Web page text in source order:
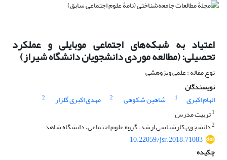
اعتیاد به شبکه‌های اجتماعی موبایلی و عملکرد
تحصیلی: (مطالعه موردی دانشجویان دانشگاه شیراز)
نوع مقاله : علمی وپزوهشی
نویسندگان
الهام اکبری
1 شاهین شکوهی 2 مهدی اکبری گلزار
2
1تربیت مدرس
2دانشجوی کارشناسی ارشد، گروه علوم اجتماعی، دانشگاه شاهد
10.22059/jsr.2018.71083
چکیده